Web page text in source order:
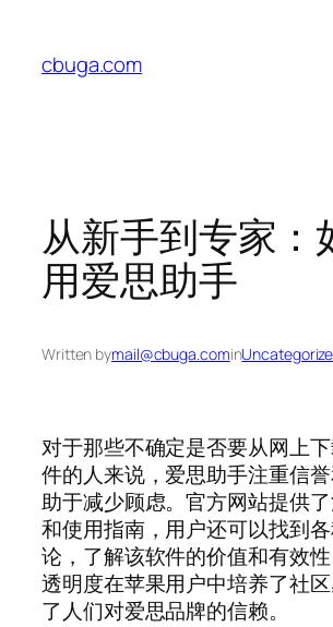
content
cbuga.com
从新手到专家：
用爱思助手
Written bymail@cbuga.comin
对于那些不确定是否要从网上
件的人来说，爱思助手注重信
助于减少顾虑。官方网站提供
和使用指南，用户还可以找到
论，了解该软件的价值和有效
透明度在苹果用户中培养了社
了人们对爱思品牌的信赖。